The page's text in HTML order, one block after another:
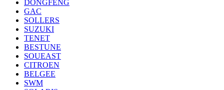
DONGFENG
GAC
SOLLERS
SUZUKI
TENET
BESTUNE
SOUEAST
CITROEN
BELGEE
SWM